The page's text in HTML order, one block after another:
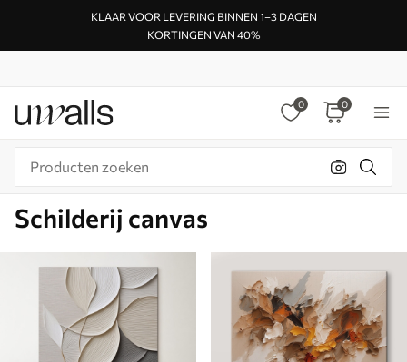
KLAAR VOOR LEVERING BINNEN 1–3 DAGEN
KORTINGEN VAN 40%
0 0
Schilderij canvas